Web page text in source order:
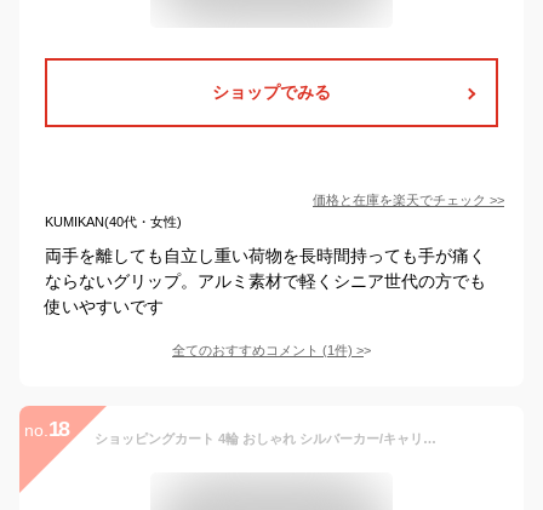
ショップでみる
価格と在庫を楽天でチェック >>
KUMIKAN(40代・女性)
両手を離しても自立し重い荷物を長時間持っても手が痛く
ならないグリップ。アルミ素材で軽くシニア世代の方でも
使いやすいです
全てのおすすめコメント (1件) >
no. 18 ショッピングカート 4輪 おしゃれ シルバーカー/キャリー/ショッピング/カート メロディ スムーズ シルバーカー 島製作所 キャリーカート 保冷バッグ ストッパー付き キャスティングBK/ローズ柄R/メッシュBK/メッシュBR 島製作所【送料無料】